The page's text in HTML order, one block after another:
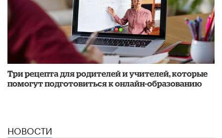
Три рецепта для родителей и учителей, которые
помогут подготовиться к онлайн-образованию
НОВОСТИ